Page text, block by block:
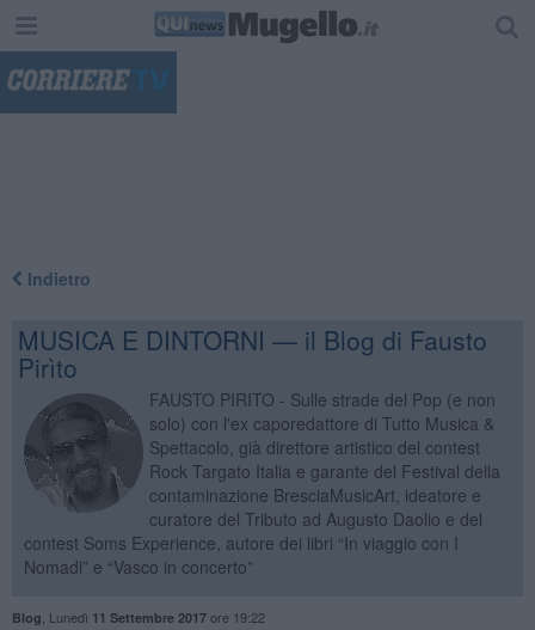
Indietro
MUSICA E DINTORNI — il Blog di Fausto
Pirìto
FAUSTO PIRITO - Sulle strade del Pop (e non
solo) con l'ex caporedattore di Tutto Musica &
Spettacolo, già direttore artistico del contest
Rock Targato Italia e garante del Festival della
contaminazione BresciaMusicArt, ideatore e
curatore del Tributo ad Augusto Daolio e del
contest Soms Experience, autore dei libri “In viaggio con I
Nomadi” e “Vasco in concerto”
Blog Lunedì 11 Settembre 2017ore 19:22